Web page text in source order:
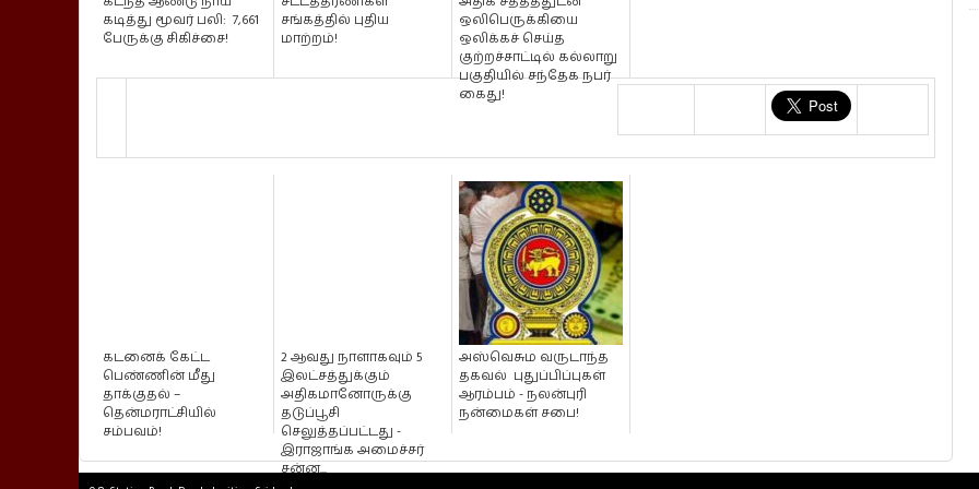
கடித்து மூவர் பலி: 7,661
பேருக்கு சிகிச்சை!
சங்கத்தில் புதிய
மாற்றம்!
ஒலிபெருக்கியை
ஒலிக்கச் செய்த
குற்றச்சாட்டில் கல்லாறு
பகுதியில் சந்தேக நபர்
கைது!
கடனைக் கேட்ட
பெண்ணின் மீது
தாக்குதல் –
தென்மராட்சியில்
சம்பவம்!
2 ஆவது நாளாகவும் 5
இலட்சத்துக்கும்
அதிகமானோருக்கு
தடுப்பூசி
செலுத்தப்பட்டது -
இராஜாங்க அமைச்சர்
சன்ன...
அஸ்வெசும வருடாந்த
தகவல் புதுப்பிப்புகள்
ஆரம்பம் - நலன்புரி
நன்மைகள் சபை!